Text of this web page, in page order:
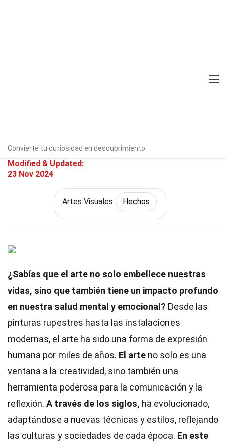
Convierte tu curiosidad en descubrimiento
Benn
Modified & Updated:
23 Nov 2024
Artes Visuales Hechos
¿Sabías que el arte no solo embellece nuestras
vidas, sino que también tiene un impacto profundo
en nuestra salud mental y emocional? Desde las
pinturas rupestres hasta las instalaciones
modernas, el arte ha sido una forma de expresión
humana por miles de años. El arte no solo es una
ventana a la creatividad, sino también una
herramienta poderosa para la comunicación y la
reflexión. A través de los siglos, ha evolucionado,
adaptándose a nuevas técnicas y estilos, reflejando
las culturas y sociedades de cada época. En este